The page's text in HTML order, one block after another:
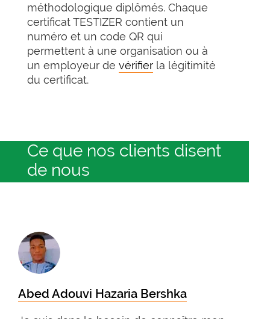
méthodologique diplômés. Chaque
certificat TESTIZER contient un
numéro et un code QR qui
permettent à une organisation ou à
un employeur de vérifier la légitimité
du certificat.
Ce que nos clients disent
de nous
Abed Adouvi Hazaria Bershka